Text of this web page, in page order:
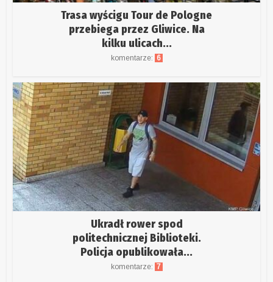
Trasa wyścigu Tour de Pologne
przebiega przez Gliwice. Na
kilku ulicach...
komentarze: 6
Ukradł rower spod
politechnicznej Biblioteki.
Policja opublikowała...
komentarze: 7